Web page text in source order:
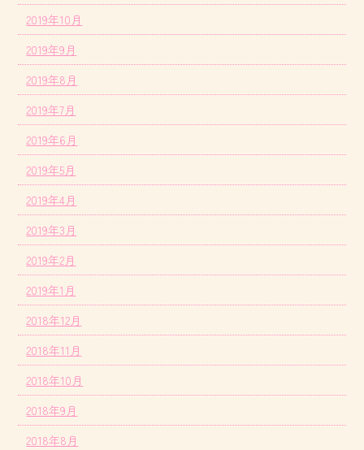
2019年10月
2019年9月
2019年8月
2019年7月
2019年6月
2019年5月
2019年4月
2019年3月
2019年2月
2019年1月
2018年12月
2018年11月
2018年10月
2018年9月
2018年8月